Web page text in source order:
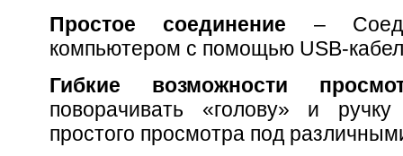
Простое соединение –
компьютером с помощью USB-
Гибкие возможности
поворачивать «голову» и
простого просмотра под